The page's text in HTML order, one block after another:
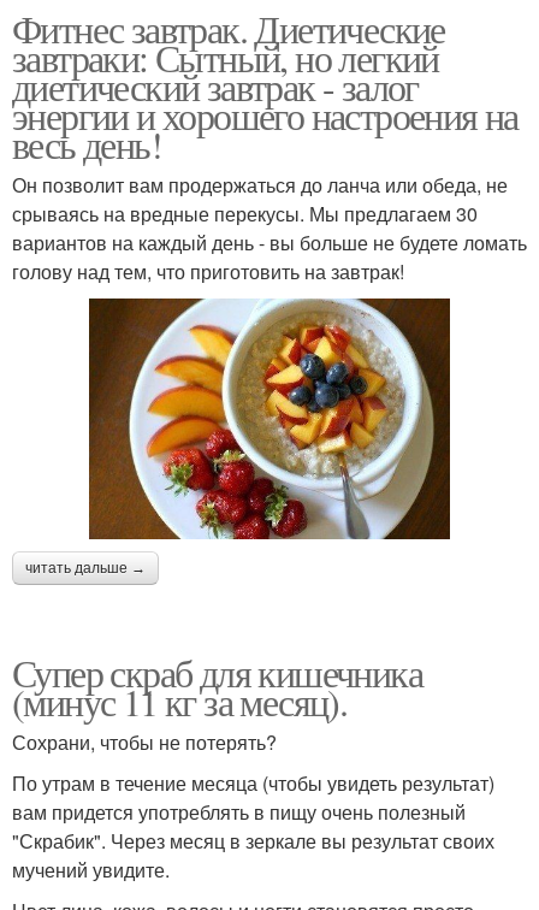
Фитнес завтрак. Диетические
завтраки: Сытный, но легкий
диетический завтрак - залог
энергии и хорошего настроения на
весь день!
Он позволит вам продержаться до ланча или обеда, не
срываясь на вредные перекусы. Мы предлагаем 30
вариантов на каждый день - вы больше не будете ломать
голову над тем, что приготовить на завтрак!
читать дальше →
Супер скраб для кишечника
(минус 11 кг за месяц).
Сохрани, чтобы не потерять?
По утрам в течение месяца (чтобы увидеть результат)
вам придется употреблять в пищу очень полезный
"Скрабик". Через месяц в зеркале вы результат своих
мучений увидите.